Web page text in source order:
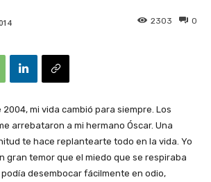
0
2303
2004, mi vida cambió para siempre. Los
arrebataron a mi hermano Óscar. Una
te hace replantearte todo en la vida. Yo
gran temor que el miedo que se respiraba
desembocar fácilmente en odio,